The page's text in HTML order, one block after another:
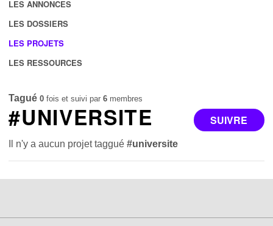
LES ANNONCES
LES DOSSIERS
LES PROJETS
LES RESSOURCES
Tagué 0 fois et suivi par6 membres
SUIVRE
#UNIVERSITE
Il n'y a aucun projet taggué#universite